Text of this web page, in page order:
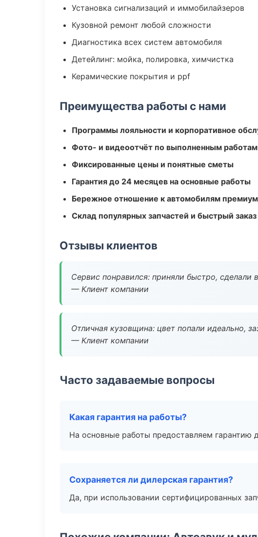
Установка сигнализаций и иммобилайзеров
Кузовной ремонт любой сложности
Диагностика всех систем автомобиля
Детейлинг: мойка, полировка, химчистка
Керамические покрытия и ppf
Преимущества работы с нами
Программы лояльности и корпоративное
Фото- и видеоотчёт по выполненным работам
Фиксированные цены и понятные сметы
Гарантия до 24 месяцев на основные работы
Бережное отношение к автомобилям
Склад популярных запчастей и быстрый
Отзывы клиентов
Сервис понравился: приняли быстро, сделали
— Клиент компании
Отличная кузовщина: цвет попали идеально,
— Клиент компании
Часто задаваемые вопросы
Какая гарантия на работы?
На основные работы предоставляем гарантию
Сохраняется ли дилерская гарантия?
Да, при использовании сертифицированных